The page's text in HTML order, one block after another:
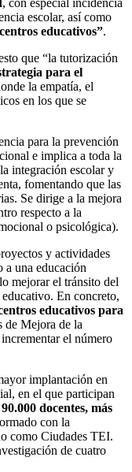
escolar, así como
educativos”.
que “la tutorización
para el
la empatía, el
en los que se
para la prevención
e implica a toda la
integración escolar y
fomentando que las
Se dirige a la mejora
respecto a la
o psicológica).
y actividades
a una educación
mejorar el tránsito del
En concreto,
educativos para
de Mejora de la
el número
implantación en
en el que participan
docentes, más
con la
como Ciudades TEI.
de cuatro